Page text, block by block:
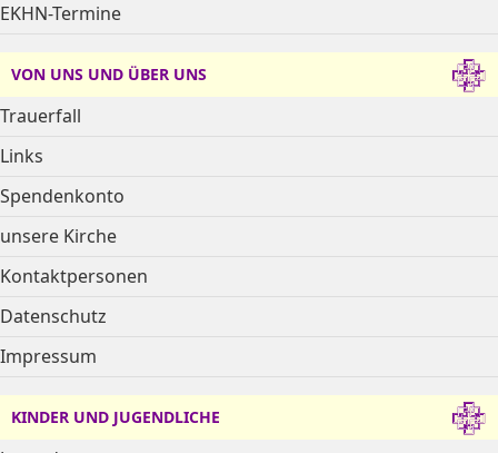
EKHN-Termine
VON UNS UND ÜBER UNS
Trauerfall
Links
Spendenkonto
unsere Kirche
Kontaktpersonen
Datenschutz
Impressum
KINDER UND JUGENDLICHE